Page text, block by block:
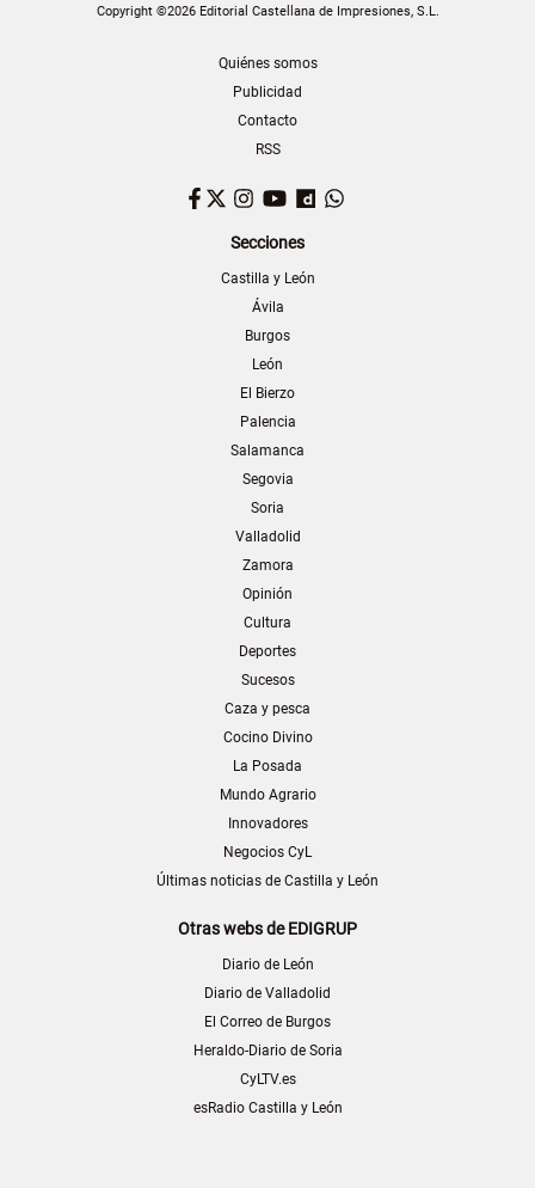
Copyright ©2026 Editorial Castellana de Impresiones, S.L.
Quiénes somos
Publicidad
Contacto
RSS
Facebook
TwitterInstagram
YouTubeDailymotion
Secciones
Castilla y León
Ávila
Burgos
León
El Bierzo
Palencia
Salamanca
Segovia
Soria
Valladolid
Zamora
Opinión
Cultura
Deportes
Sucesos
Caza y pesca
Cocino Divino
La Posada
Mundo Agrario
Innovadores
Negocios CyL
Últimas noticias de Castilla y León
Otras webs de EDIGRUP
Diario de León
Diario de Valladolid
El Correo de Burgos
Heraldo-Diario de Soria
CyLTV.es
esRadio Castilla y León